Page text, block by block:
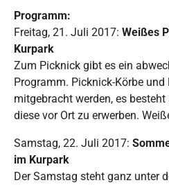
Programm:
Freitag, 21. Juli 2017: Weißes
Kurpark
Zum Picknick gibt es ein
Programm. Picknick-Körbe und
mitgebracht werden, es
diese vor Ort zu erwerben.
Samstag, 22. Juli 2017:
im Kurpark
Der Samstag steht ganz unter